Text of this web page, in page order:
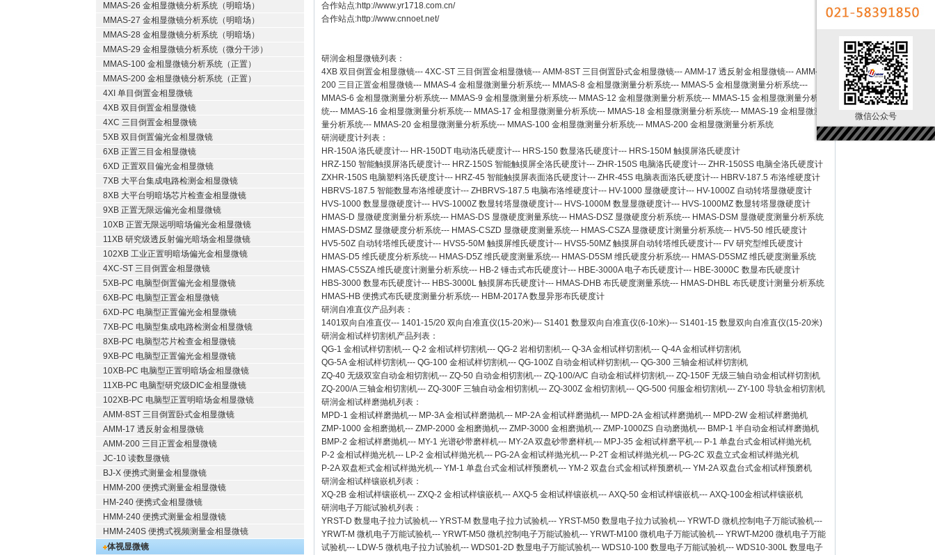
MMAS-26 金相显微镜分析系统（明暗场）
MMAS-27 金相显微镜分析系统（明暗场）
MMAS-28 金相显微镜分析系统（明暗场）
MMAS-29 金相显微镜分析系统（微分干涉）
MMAS-100 金相显微镜分析系统（正置）
MMAS-200 金相显微镜分析系统（正置）
4XI 单目倒置金相显微镜
4XB 双目倒置金相显微镜
4XC 三目倒置金相显微镜
5XB 双目倒置偏光金相显微镜
6XB 正置三目金相显微镜
6XD 正置双目偏光金相显微镜
7XB 大平台集成电路检测金相显微镜
8XB 大平台明暗场芯片检查金相显微镜
9XB 正置无限远偏光金相显微镜
10XB 正置无限远明暗场偏光金相显微镜
11XB 研究级透反射偏光暗场金相显微镜
102XB 工业正置明暗场偏光金相显微镜
4XC-ST 三目倒置金相显微镜
5XB-PC 电脑型倒置偏光金相显微镜
6XB-PC 电脑型正置金相显微镜
6XD-PC 电脑型正置偏光金相显微镜
7XB-PC 电脑型集成电路检测金相显微镜
8XB-PC 电脑型芯片检查金相显微镜
9XB-PC 电脑型正置偏光金相显微镜
10XB-PC 电脑型正置明暗场金相显微镜
11XB-PC 电脑型研究级DIC金相显微镜
102XB-PC 电脑型正置明暗场金相显微镜
AMM-8ST 三目倒置卧式金相显微镜
AMM-17 透反射金相显微镜
AMM-200 三目正置金相显微镜
JC-10 读数显微镜
BJ-X 便携式测量金相显微镜
HMM-200 便携式测量金相显微镜
HM-240 便携式金相显微镜
HMM-240 便携式测量金相显微镜
HMM-240S 便携式视频测量金相显微镜
体视显微镜
合作站点:http://www.yr1718.com.cn/
合作站点:http://www.cnnoet.net/
研润金相显微镜列表：
4XB 双目倒置金相显微镜--- 4XC-ST 三目倒置金相显微镜--- AMM-8ST 三目倒置卧式金相显微镜--- AMM-17 透反射金相显微镜--- AMM-
200 三目正置金相显微镜--- MMAS-4 金相显微测量分析系统--- MMAS-8 金相显微测量分析系统--- MMAS-5 金相显微测量分析系统---
MMAS-6 金相显微测量分析系统--- MMAS-9 金相显微测量分析系统--- MMAS-12 金相显微测量分析系统--- MMAS-15 金相显微测量分析系
统--- MMAS-16 金相显微测量分析系统--- MMAS-17 金相显微测量分析系统--- MMAS-18 金相显微测量分析系统--- MMAS-19 金相显微测
量分析系统--- MMAS-20 金相显微测量分析系统--- MMAS-100 金相显微测量分析系统--- MMAS-200 金相显微测量分析系统
研润硬度计列表：
HR-150A 洛氏硬度计--- HR-150DT 电动洛氏硬度计--- HRS-150 数显洛氏硬度计--- HRS-150M 触摸屏洛氏硬度计
HRZ-150 智能触摸屏洛氏硬度计--- HRZ-150S 智能触摸屏全洛氏硬度计--- ZHR-150S 电脑洛氏硬度计--- ZHR-150SS 电脑全洛氏硬度计
ZXHR-150S 电脑塑料洛氏硬度计--- HRZ-45 智能触摸屏表面洛氏硬度计--- ZHR-45S 电脑表面洛氏硬度计--- HBRV-187.5 布洛维硬度计
HBRVS-187.5 智能数显布洛维硬度计--- ZHBRVS-187.5 电脑布洛维硬度计--- HV-1000 显微硬度计--- HV-1000Z 自动转塔显微硬度计
HVS-1000 数显显微硬度计--- HVS-1000Z 数显转塔显微硬度计--- HVS-1000M 数显显微硬度计--- HVS-1000MZ 数显转塔显微硬度计
HMAS-D 显微硬度测量分析系统--- HMAS-DS 显微硬度测量系统--- HMAS-DSZ 显微硬度分析系统--- HMAS-DSM 显微硬度测量分析系统
HMAS-DSMZ 显微硬度分析系统--- HMAS-CSZD 显微硬度测量系统--- HMAS-CSZA 显微硬度计测量分析系统--- HV5-50 维氏硬度计
HV5-50Z 自动转塔维氏硬度计--- HVS5-50M 触摸屏维氏硬度计--- HVS5-50MZ 触摸屏自动转塔维氏硬度计--- FV 研究型维氏硬度计
HMAS-D5 维氏硬度分析系统--- HMAS-D5Z 维氏硬度测量系统--- HMAS-D5SM 维氏硬度分析系统--- HMAS-D5SMZ 维氏硬度测量系统
HMAS-C5SZA 维氏硬度计测量分析系统--- HB-2 锤击式布氏硬度计--- HBE-3000A 电子布氏硬度计--- HBE-3000C 数显布氏硬度计
HBS-3000 数显布氏硬度计--- HBS-3000L 触摸屏布氏硬度计--- HMAS-DHB 布氏硬度测量系统--- HMAS-DHBL 布氏硬度计测量分析系统
HMAS-HB 便携式布氏硬度测量分析系统--- HBM-2017A 数显异形布氏硬度计
研润自准直仪产品列表：
1401双向自准直仪--- 1401-15/20 双向自准直仪(15-20米)--- S1401 数显双向自准直仪(6-10米)--- S1401-15 数显双向自准直仪(15-20米)
研润金相试样切割机产品列表：
QG-1 金相试样切割机--- Q-2 金相试样切割机--- QG-2 岩相切割机--- Q-3A 金相试样切割机--- Q-4A 金相试样切割机
QG-5A 金相试样切割机--- QG-100 金相试样切割机--- QG-100Z 自动金相试样切割机--- QG-300 三轴金相试样切割机
ZQ-40 无级双室自动金相切割机--- ZQ-50 自动金相切割机--- ZQ-100/A/C 自动金相试样切割机--- ZQ-150F 无级三轴自动金相试样切割机
ZQ-200/A 三轴金相切割机--- ZQ-300F 三轴自动金相切割机--- ZQ-300Z 金相切割机--- QG-500 伺服金相切割机--- ZY-100 导轨金相切割机
研润金相试样磨抛机列表：
MPD-1 金相试样磨抛机--- MP-3A 金相试样磨抛机--- MP-2A 金相试样磨抛机--- MPD-2A 金相试样磨抛机--- MPD-2W 金相试样磨抛机
ZMP-1000 金相磨抛机--- ZMP-2000 金相磨抛机--- ZMP-3000 金相磨抛机--- ZMP-1000ZS 自动磨抛机--- BMP-1 半自动金相试样磨抛机
BMP-2 金相试样磨抛机--- MY-1 光谱砂带磨样机--- MY-2A 双盘砂带磨样机--- MPJ-35 金相试样磨平机--- P-1 单盘台式金相试样抛光机
P-2 金相试样抛光机--- LP-2 金相试样抛光机--- PG-2A 金相试样抛光机--- P-2T 金相试样抛光机--- PG-2C 双盘立式金相试样抛光机
P-2A 双盘柜式金相试样抛光机--- YM-1 单盘台式金相试样预磨机--- YM-2 双盘台式金相试样预磨机--- YM-2A 双盘台式金相试样预磨机
研润金相试样镶嵌机列表：
XQ-2B 金相试样镶嵌机--- ZXQ-2 金相试样镶嵌机--- AXQ-5 金相试样镶嵌机--- AXQ-50 金相试样镶嵌机--- AXQ-100金相试样镶嵌机
研润电子万能试验机列表：
YRST-D 数显电子拉力试验机--- YRST-M 数显电子拉力试验机--- YRST-M50 数显电子拉力试验机--- YRWT-D 微机控制电子万能试验机---
YRWT-M 微机电子万能试验机--- YRWT-M50 微机控制电子万能试验机--- YRWT-M100 微机电子万能试验机--- YRWT-M200 微机电子万能
试验机--- LDW-5 微机电子拉力试验机--- WDS01-2D 数显电子万能试验机--- WDS10-100 数显电子万能试验机--- WDS10-300L 数显电子
微信公众号